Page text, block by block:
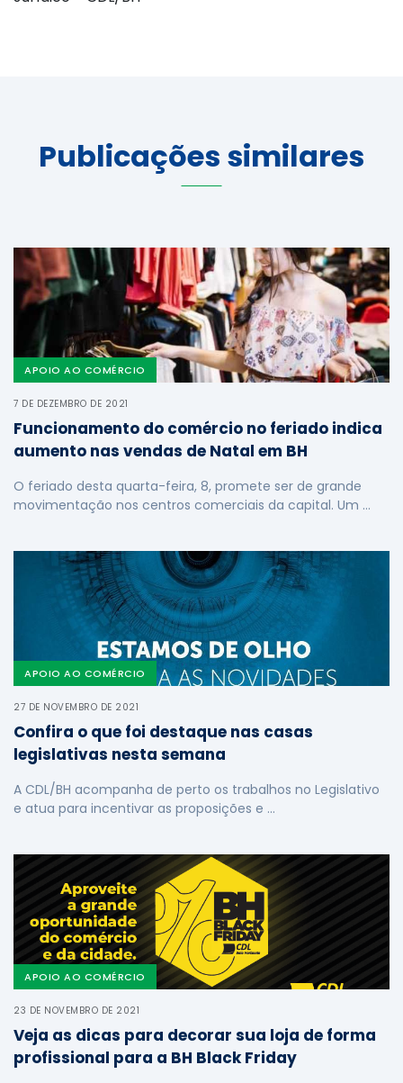
Publicações similares
APOIO AO COMÉRCIO
7 DE DEZEMBRO DE 2021
Funcionamento do comércio no feriado indica
aumento nas vendas de Natal em BH
O feriado desta quarta-feira, 8, promete ser de grande
movimentação nos centros comerciais da capital. Um …
APOIO AO COMÉRCIO
27 DE NOVEMBRO DE 2021
Confira o que foi destaque nas casas
legislativas nesta semana
A CDL/BH acompanha de perto os trabalhos no Legislativo
e atua para incentivar as proposições e …
APOIO AO COMÉRCIO
23 DE NOVEMBRO DE 2021
Veja as dicas para decorar sua loja de forma
profissional para a BH Black Friday